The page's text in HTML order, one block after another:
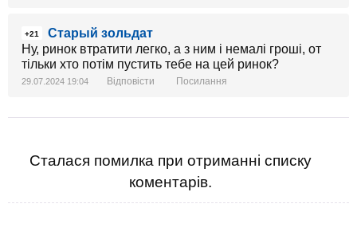
+21
Старый зольдат
Ну, ринок втратити легко, а з ним і немалі гроші, от
тільки хто потім пустить тебе на цей ринок?
29.07.2024 19:04 Відповісти Посилання
Сталася помилка при отриманні списку
коментарів.